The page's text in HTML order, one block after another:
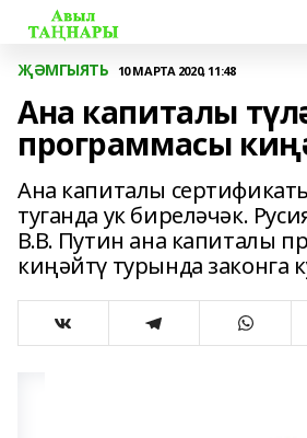
ҖӘМГЫЯТЬ 10 МАРТА 2020, 11:48
Ана капиталы
программасы
Ана капиталы
туганда ук биреләчәк.
В.В. Путин ана капиталы
киңәйтү турында законга